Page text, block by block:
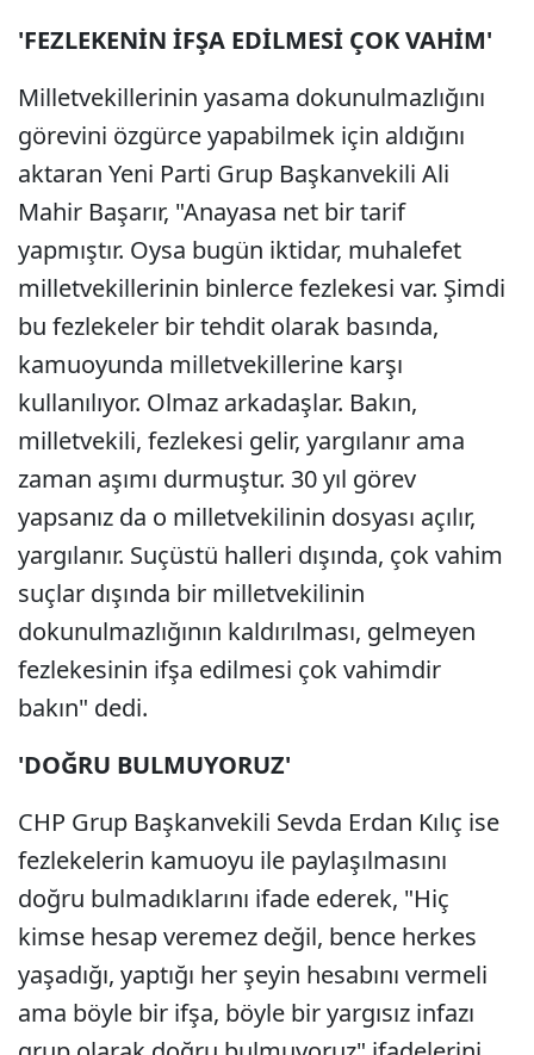
'FEZLEKENİN İFŞA EDİLMESİ ÇOK VAHİM'
Milletvekillerinin yasama dokunulmazlığını
görevini özgürce yapabilmek için aldığını
aktaran Yeni Parti Grup Başkanvekili Ali
Mahir Başarır, "Anayasa net bir tarif
yapmıştır. Oysa bugün iktidar, muhalefet
milletvekillerinin binlerce fezlekesi var. Şimdi
bu fezlekeler bir tehdit olarak basında,
kamuoyunda milletvekillerine karşı
kullanılıyor. Olmaz arkadaşlar. Bakın,
milletvekili, fezlekesi gelir, yargılanır ama
zaman aşımı durmuştur. 30 yıl görev
yapsanız da o milletvekilinin dosyası açılır,
yargılanır. Suçüstü halleri dışında, çok vahim
suçlar dışında bir milletvekilinin
dokunulmazlığının kaldırılması, gelmeyen
fezlekesinin ifşa edilmesi çok vahimdir
bakın" dedi.
'DOĞRU BULMUYORUZ'
CHP Grup Başkanvekili Sevda Erdan Kılıç ise
fezlekelerin kamuoyu ile paylaşılmasını
doğru bulmadıklarını ifade ederek, "Hiç
kimse hesap veremez değil, bence herkes
yaşadığı, yaptığı her şeyin hesabını vermeli
ama böyle bir ifşa, böyle bir yargısız infazı